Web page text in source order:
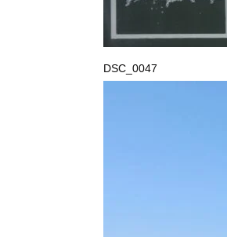
DSC_0047